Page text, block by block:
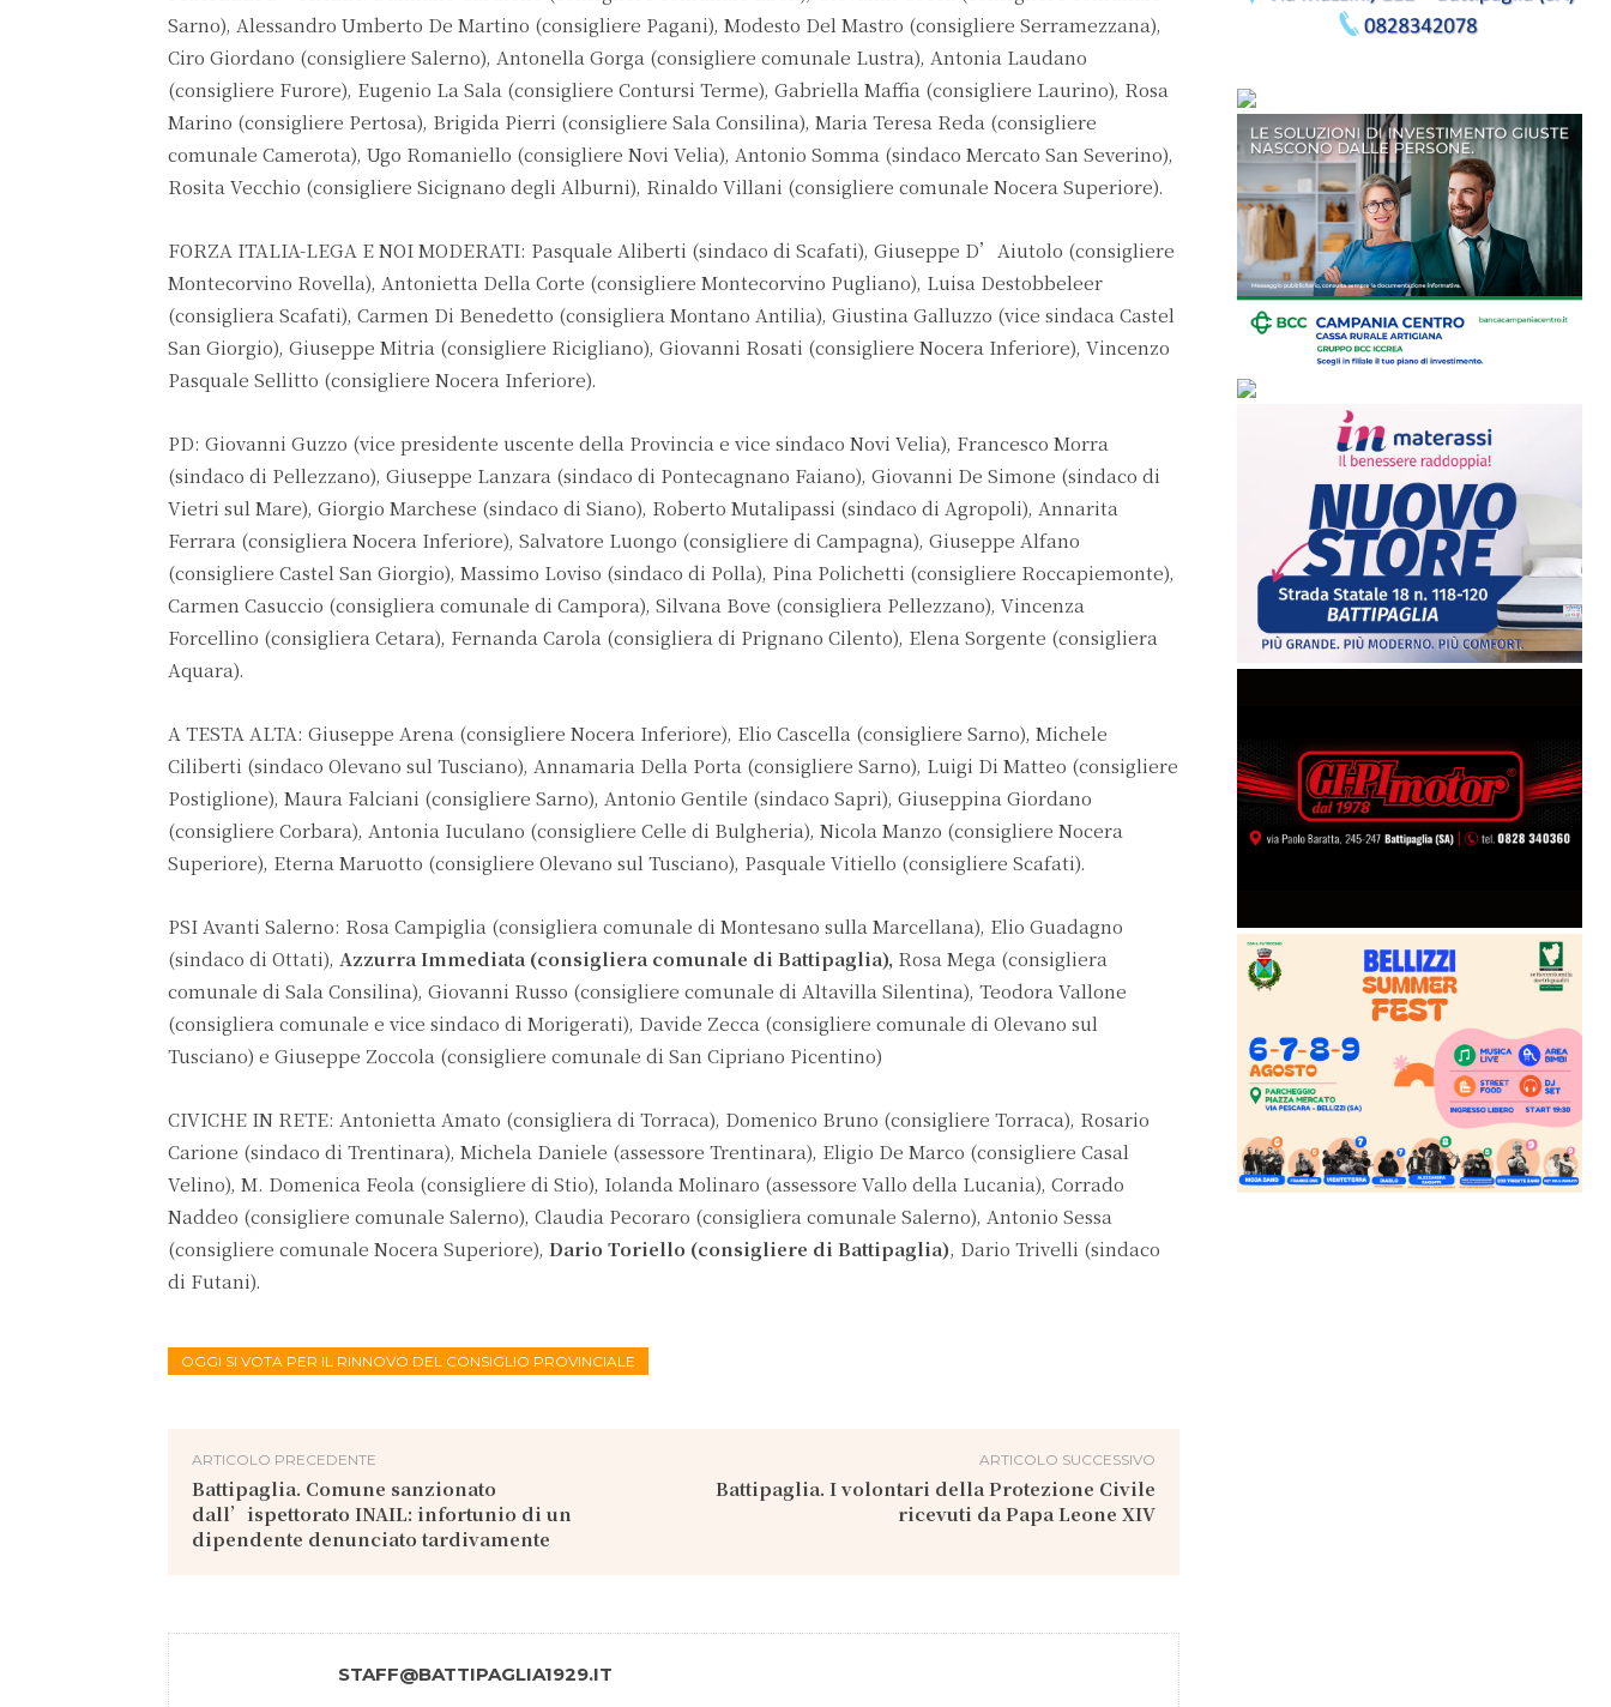
Sarno), Alessandro Umberto De Martino (consigliere Pagani), Modesto Del Mastro (consigliere Serramezzana),
Ciro Giordano (consigliere Salerno), Antonella Gorga (consigliere comunale Lustra), Antonia Laudano
(consigliere Furore), Eugenio La Sala (consigliere Contursi Terme), Gabriella Maffia (consigliere Laurino), Rosa
Marino (consigliere Pertosa), Brigida Pierri (consigliere Sala Consilina), Maria Teresa Reda (consigliere
comunale Camerota), Ugo Romaniello (consigliere Novi Velia), Antonio Somma (sindaco Mercato San Severino),
Rosita Vecchio (consigliere Sicignano degli Alburni), Rinaldo Villani (consigliere comunale Nocera Superiore).
FORZA ITALIA-LEGA E NOI MODERATI: Pasquale Aliberti (sindaco di Scafati), Giuseppe D’Aiutolo (consigliere
Montecorvino Rovella), Antonietta Della Corte (consigliere Montecorvino Pugliano), Luisa Destobbeleer
(consigliera Scafati), Carmen Di Benedetto (consigliera Montano Antilia), Giustina Galluzzo (vice sindaca Castel
San Giorgio), Giuseppe Mitria (consigliere Ricigliano), Giovanni Rosati (consigliere Nocera Inferiore), Vincenzo
Pasquale Sellitto (consigliere Nocera Inferiore).
PD: Giovanni Guzzo (vice presidente uscente della Provincia e vice sindaco Novi Velia), Francesco Morra
(sindaco di Pellezzano), Giuseppe Lanzara (sindaco di Pontecagnano Faiano), Giovanni De Simone (sindaco di
Vietri sul Mare), Giorgio Marchese (sindaco di Siano), Roberto Mutalipassi (sindaco di Agropoli), Annarita
Ferrara (consigliera Nocera Inferiore), Salvatore Luongo (consigliere di Campagna), Giuseppe Alfano
(consigliere Castel San Giorgio), Massimo Loviso (sindaco di Polla), Pina Polichetti (consigliere Roccapiemonte),
Carmen Casuccio (consigliera comunale di Campora), Silvana Bove (consigliera Pellezzano), Vincenza
Forcellino (consigliera Cetara), Fernanda Carola (consigliera di Prignano Cilento), Elena Sorgente (consigliera
Aquara).
A TESTA ALTA: Giuseppe Arena (consigliere Nocera Inferiore), Elio Cascella (consigliere Sarno), Michele
Ciliberti (sindaco Olevano sul Tusciano), Annamaria Della Porta (consigliere Sarno), Luigi Di Matteo (consigliere
Postiglione), Maura Falciani (consigliere Sarno), Antonio Gentile (sindaco Sapri), Giuseppina Giordano
(consigliere Corbara), Antonia Iuculano (consigliere Celle di Bulgheria), Nicola Manzo (consigliere Nocera
Superiore), Eterna Maruotto (consigliere Olevano sul Tusciano), Pasquale Vitiello (consigliere Scafati).
PSI Avanti Salerno: Rosa Campiglia (consigliera comunale di Montesano sulla Marcellana), Elio Guadagno
(sindaco di Ottati), Azzurra Immediata (consigliera comunale di Battipaglia), Rosa Mega (consigliera
comunale di Sala Consilina), Giovanni Russo (consigliere comunale di Altavilla Silentina), Teodora Vallone
(consigliera comunale e vice sindaco di Morigerati), Davide Zecca (consigliere comunale di Olevano sul
Tusciano) e Giuseppe Zoccola (consigliere comunale di San Cipriano Picentino)
CIVICHE IN RETE: Antonietta Amato (consigliera di Torraca), Domenico Bruno (consigliere Torraca), Rosario
Carione (sindaco di Trentinara), Michela Daniele (assessore Trentinara), Eligio De Marco (consigliere Casal
Velino), M. Domenica Feola (consigliere di Stio), Iolanda Molinaro (assessore Vallo della Lucania), Corrado
Naddeo (consigliere comunale Salerno), Claudia Pecoraro (consigliera comunale Salerno), Antonio Sessa
(consigliere comunale Nocera Superiore), Dario Toriello (consigliere di Battipaglia), Dario Trivelli (sindaco
di Futani).
OGGI SI VOTA PER IL RINNOVO DEL CONSIGLIO PROVINCIALE
ARTICOLO PRECEDENTE
Battipaglia. Comune sanzionato
dall’ispettorato INAIL: infortunio di un
dipendente denunciato tardivamente
ARTICOLO SUCCESSIVO
Battipaglia. I volontari della Protezione Civile
ricevuti da Papa Leone XIV
STAFF@BATTIPAGLIA1929.IT